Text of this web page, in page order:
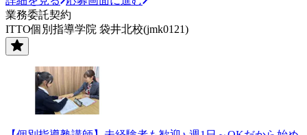
業務委託契約
ITTO個別指導学院 袋井北校(jmk0121)